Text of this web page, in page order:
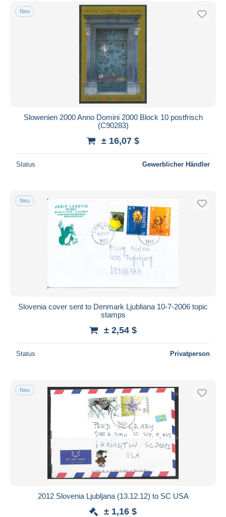
Kostenloser Versand
Zahlungsmethoden
Banküberweisung
Mastercard
Bancontact
Gesamte Auswahl aufheben
Wohnsitz des Verkäufers
Übernehmen
Neu
Slowenien 2000 Anno Domini 2000 Block 10 postfrisch
(C90283)
± 16,07 $
Status Gewerblicher Händler
Neu
Slovenia cover sent to Denmark Ljubliana 10-7-2006 topic
stamps
± 2,54 $
Status Privatperson
Neu
2012 Slovenia Ljubljana (13.12.12) to SC USA
± 1,16 $